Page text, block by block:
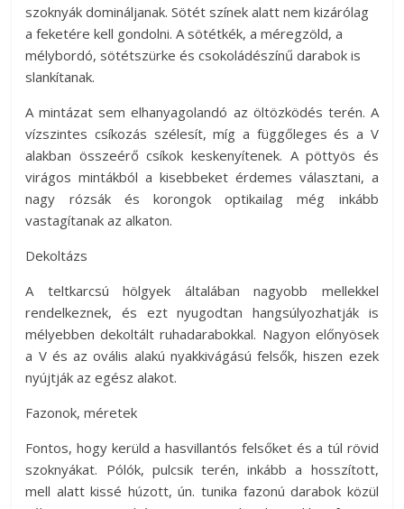
szoknyák domináljanak. Sötét színek alatt nem kizárólag
a feketére kell gondolni. A sötétkék, a méregzöld, a
mélybordó, sötétszürke és csokoládészínű darabok is
slankítanak.
A mintázat sem elhanyagolandó az öltözködés terén. A
vízszintes csíkozás szélesít, míg a függőleges és a V
alakban összeérő csíkok keskenyítenek. A pöttyös és
virágos mintákból a kisebbeket érdemes választani, a
nagy rózsák és korongok optikailag még inkább
vastagítanak az alkaton.
Dekoltázs
A teltkarcsú hölgyek általában nagyobb mellekkel
rendelkeznek, és ezt nyugodtan hangsúlyozhatják is
mélyebben dekoltált ruhadarabokkal. Nagyon előnyösek
a V és az ovális alakú nyakkivágású felsők, hiszen ezek
nyújtják az egész alakot.
Fazonok, méretek
Fontos, hogy kerüld a hasvillantós felsőket és a túl rövid
szoknyákat. Pólók, pulcsik terén, inkább a hosszított,
mell alatt kissé húzott, ún. tunika fazonú darabok közül